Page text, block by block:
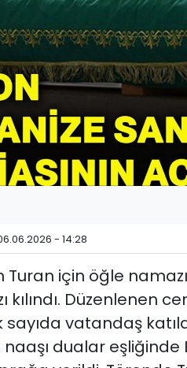
- 14:28
için öğle
kılındı. Düzenlenen
vatandaş
naaşı dualar